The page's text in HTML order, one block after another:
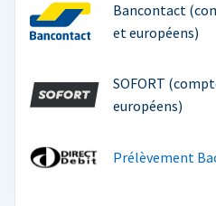
Bancontact
et européens)
SOFORT
européens)
Prélèvement